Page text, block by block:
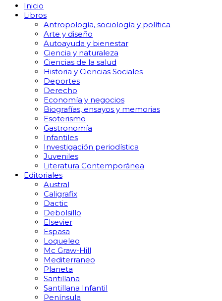
Inicio
Libros
Antropología, sociología y política
Arte y diseño
Autoayuda y bienestar
Ciencia y naturaleza
Ciencias de la salud
Historia y Ciencias Sociales
Deportes
Derecho
Economía y negocios
Biografías, ensayos y memorias
Esoterismo
Gastronomía
Infantiles
Investigación periodística
Juveniles
Literatura Contemporánea
Editoriales
Austral
Caligrafix
Dactic
Debolsillo
Elsevier
Espasa
Loqueleo
Mc Graw-Hill
Mediterraneo
Planeta
Santillana
Santillana Infantil
Península